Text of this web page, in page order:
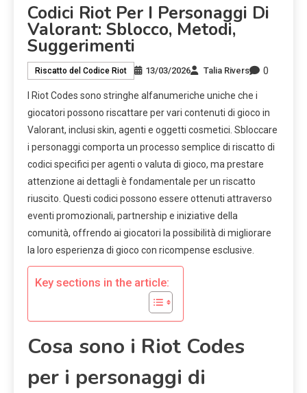
Codici Riot Per I Personaggi Di
Valorant: Sblocco, Metodi,
Suggerimenti
Riscatto del Codice Riot 13/03/2026 Talia Rivers 0
I Riot Codes sono stringhe alfanumeriche uniche che i
giocatori possono riscattare per vari contenuti di gioco in
Valorant, inclusi skin, agenti e oggetti cosmetici. Sbloccare
i personaggi comporta un processo semplice di riscatto di
codici specifici per agenti o valuta di gioco, ma prestare
attenzione ai dettagli è fondamentale per un riscatto
riuscito. Questi codici possono essere ottenuti attraverso
eventi promozionali, partnership e iniziative della
comunità, offrendo ai giocatori la possibilità di migliorare
la loro esperienza di gioco con ricompense esclusive.
Key sections in the article:
Cosa sono i Riot Codes
per i personaggi di